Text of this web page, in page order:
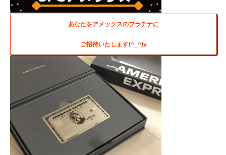
あなたをアメックスのプラチナに
ご招待いたします(^_^)v